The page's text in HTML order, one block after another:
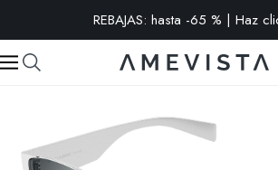
REBAJAS: hasta -65 % | Haz
-10% extra en todas las gafas con cristales
VISION10